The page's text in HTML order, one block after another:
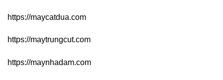
https://maycatdua.com
https://maytrungcut.com
https://maynhadam.com